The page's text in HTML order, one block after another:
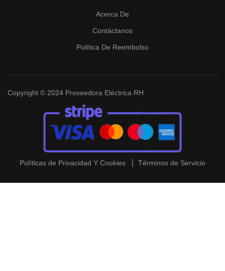
Acerca De
Contáctanos
Política De Reembolso
Copyright © 2024 Proveedora Eléctrica RH
Políticas de Privacidad Y Cookies Términos de Servicio